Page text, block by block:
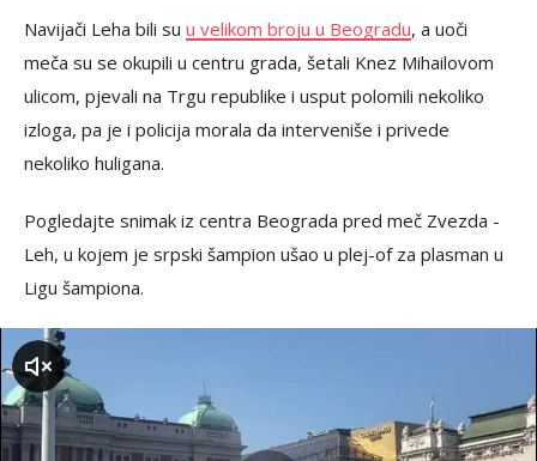
Navijači Leha bili su u velikom broju u Beogradu, a uoči
meča su se okupili u centru grada, šetali Knez Mihailovom
ulicom, pjevali na Trgu republike i usput polomili nekoliko
izloga, pa je i policija morala da interveniše i privede
nekoliko huligana.
Pogledajte snimak iz centra Beograda pred meč Zvezda -
Leh, u kojem je srpski šampion ušao u plej-of za plasman u
Ligu šampiona.